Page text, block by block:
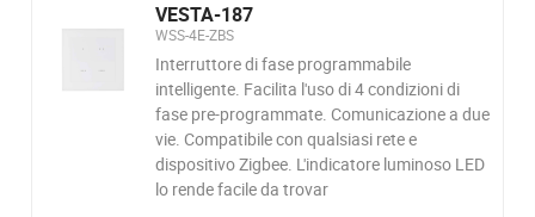
VESTA-187
WSS-4E-ZBS
Interruttore di fase programmabile
intelligente. Facilita l'uso di 4 condizioni di
fase pre-programmate. Comunicazione a due
vie. Compatibile con qualsiasi rete e
dispositivo Zigbee. L'indicatore luminoso LED
lo rende facile da trovar